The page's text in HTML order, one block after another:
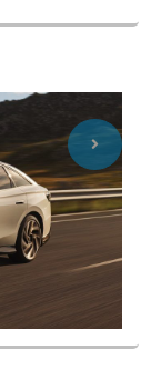
Next